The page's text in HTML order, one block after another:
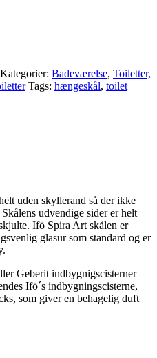
Kategorier: Badeværelse, Toiletter,
Tags: hængeskål, toilet
uden skyllerand så der ikke
udvendige sider er helt
Ifö Spira Art skålen er
glasur som standard og er
Geberit indbygnigscisterner
Ifö´s indbygningscisterne,
som giver en behagelig duft